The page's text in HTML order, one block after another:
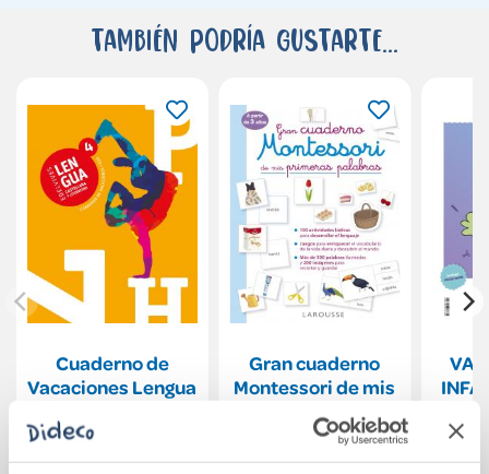
También podría gustarte...
Cuaderno de
Vacaciones Lengua
Literatura 4.º ESO
25,50€
Gran cuaderno
Montessori de mis
primeras palabras
3 años
16,95€